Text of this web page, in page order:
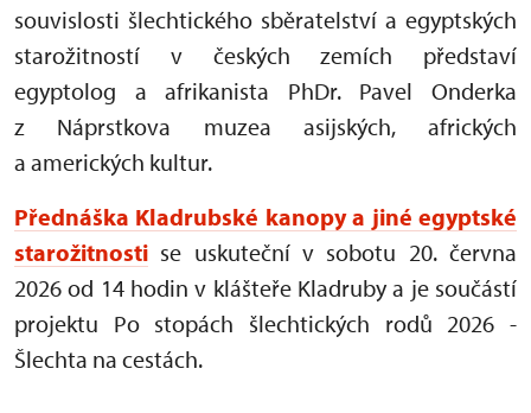
souvislosti šlechtického sběratelství a egyptských
starožitností v českých zemích představí
egyptolog a afrikanista PhDr. Pavel Onderka
z Náprstkova muzea asijských, afrických
a amerických kultur.
Přednáška Kladrubské kanopy a jiné egyptské
starožitnosti se uskuteční v sobotu 20. června
2026 od 14 hodin v klášteře Kladruby a je součástí
projektu Po stopách šlechtických rodů 2026 -
Šlechta na cestách.